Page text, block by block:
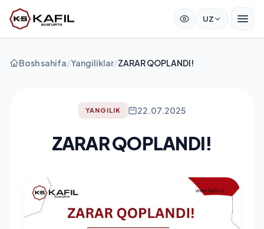
UZ
Bosh sahifa/Yangiliklar/ZARAR QOPLANDI!
YANGILIK 22.07.2025
ZARAR QOPLANDI!